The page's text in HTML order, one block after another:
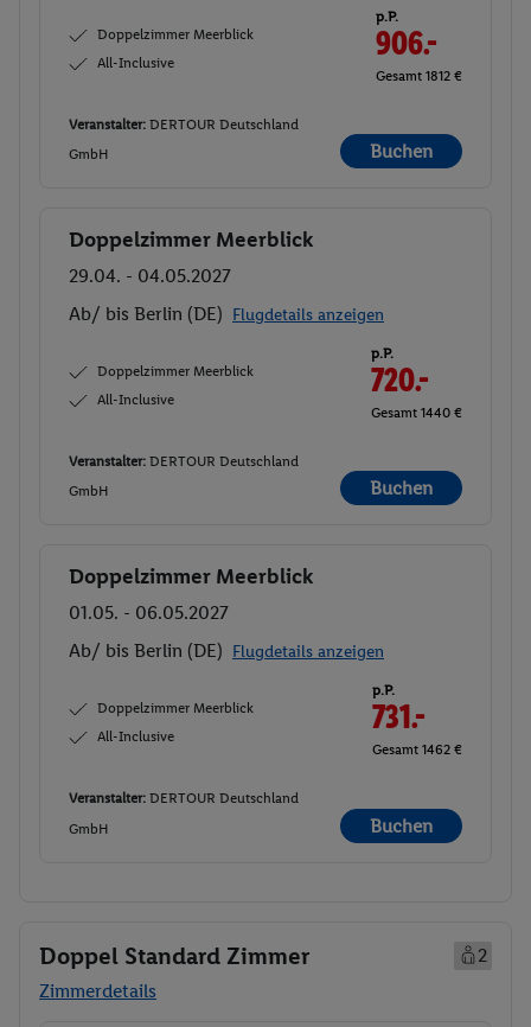
Doppelzimmer Meerblick
All-Inclusive
p.P.
906.-
Gesamt 1812 €
Veranstalter: DERTOUR Deutschland
GmbH
Buchen
Buchen
Doppelzimmer Meerblick
29.04. - 04.05.2027
Ab/ bis Berlin (DE) Flugdetails anzeigen
Doppelzimmer Meerblick
All-Inclusive
p.P.
720.-
Gesamt 1440 €
Veranstalter: DERTOUR Deutschland
GmbH
Buchen
Buchen
Doppelzimmer Meerblick
01.05. - 06.05.2027
Ab/ bis Berlin (DE) Flugdetails anzeigen
Doppelzimmer Meerblick
All-Inclusive
p.P.
731.-
Gesamt 1462 €
Veranstalter: DERTOUR Deutschland
GmbH
Buchen
Doppel Standard Zimmer
2
Zimmerdetails